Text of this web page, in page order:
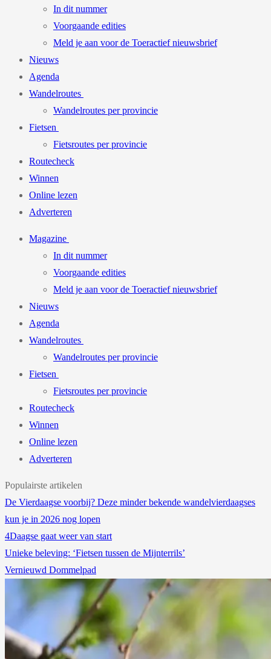
In dit nummer
Voorgaande edities
Meld je aan voor de Toeractief nieuwsbrief
Nieuws
Agenda
Wandelroutes
Wandelroutes per provincie
Fietsen
Fietsroutes per provincie
Routecheck
Winnen
Online lezen
Adverteren
Magazine
In dit nummer
Voorgaande edities
Meld je aan voor de Toeractief nieuwsbrief
Nieuws
Agenda
Wandelroutes
Wandelroutes per provincie
Fietsen
Fietsroutes per provincie
Routecheck
Winnen
Online lezen
Adverteren
Populairste artikelen
De Vierdaagse voorbij? Deze minder bekende wandelvierdaagses
kun je in 2026 nog lopen
4Daagse gaat weer van start
Unieke beleving: ‘Fietsen tussen de Mijnterrils’
Vernieuwd Dommelpad